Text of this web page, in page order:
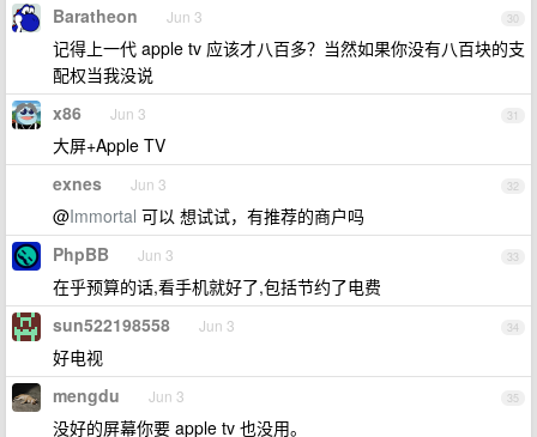
30
Baratheon Jun 3
记得上一代 apple tv 应该才八百多？当然如果你没有八百块的支
配权当我没说
31
x86 Jun 3
大屏+Apple TV
32
exnes Jun 3
@Immortal 可以 想试试，有推荐的商户吗
33
PhpBB Jun 3
在乎预算的话,看手机就好了,包括节约了电费
34
sun522198558 Jun 3
好电视
35
mengdu Jun 3
没好的屏幕你要 apple tv 也没用。